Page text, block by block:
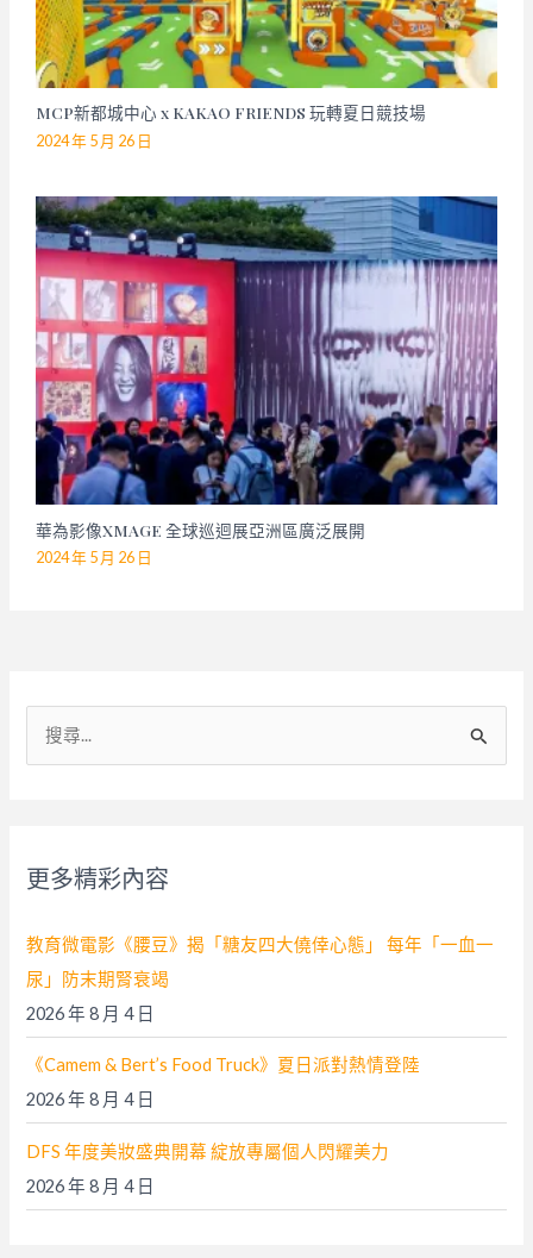
MCP新都城中心 x KAKAO FRIENDS 玩轉夏日競技場
2024 年 5 月 26 日
華為影像XMAGE 全球巡迴展亞洲區廣泛展開
2024 年 5 月 26 日
:
更多精彩內容
教育微電影《腰豆》揭「糖友四大僥倖心態」 每年「一血一
尿」防末期腎衰竭
2026 年 8 月 4 日
《Camem & Bert’s Food Truck》夏日派對熱情登陸
2026 年 8 月 4 日
DFS 年度美妝盛典開幕 綻放專屬個人閃耀美力
2026 年 8 月 4 日